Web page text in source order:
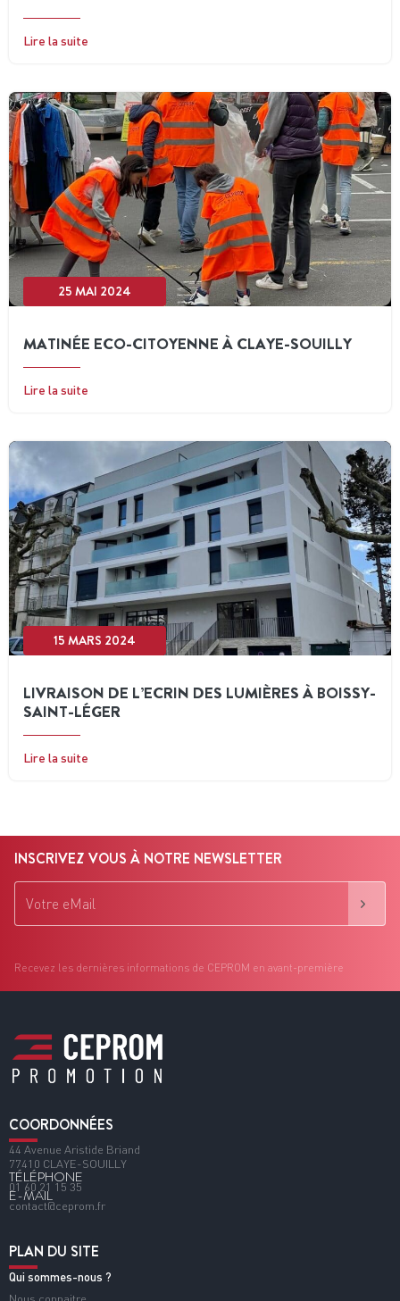
Lire la suite
25 MAI 2024
MATINÉE ECO-CITOYENNE À CLAYE-SOUILLY
Lire la suite
15 MARS 2024
LIVRAISON DE L’ECRIN DES LUMIÈRES À BOISSY-
SAINT-LÉGER
Lire la suite
INSCRIVEZ VOUS À NOTRE NEWSLETTER
Recevez les dernières informations de CEPROM en avant-première
COORDONNÉES
44 Avenue Aristide Briand
77410 CLAYE-SOUILLY
TÉLÉPHONE
01 60 21 15 35
E-MAIL
contact@ceprom.fr
PLAN DU SITE
Qui sommes-nous ?